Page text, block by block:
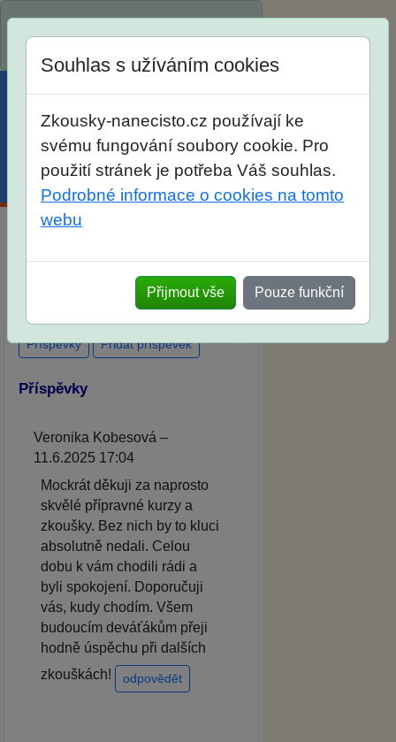
Menu Účet Košík
na SŠ? Vaše ohlasy po skutečných
přijímacích zkouškách
Souhlas s užíváním cookies
Zkousky-nanecisto.cz používají ke
svému fungování soubory cookie. Pro
použití stránek je potřeba Váš souhlas.
Podrobné informace o cookies na tomto
webu
Přijmout vše Pouze funkční
Příspěvky Přidat příspěvek
Příspěvky
Veronika Kobesová –
11.6.2025 17:04
Mockrát děkuji za naprosto
skvělé přípravné kurzy a
zkoušky. Bez nich by to kluci
absolutně nedali. Celou
dobu k vám chodili rádi a
byli spokojení. Doporučuji
vás, kudy chodím. Všem
budoucím deváťákům přeji
hodně úspěchu při dalších
zkouškách!
odpovědět